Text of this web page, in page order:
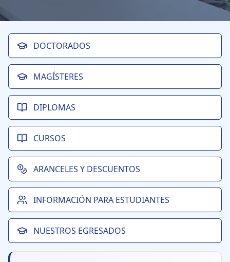
DOCTORADOS
MAGÍSTERES
DIPLOMAS
CURSOS
ARANCELES Y DESCUENTOS
INFORMACIÓN PARA ESTUDIANTES
NUESTROS EGRESADOS